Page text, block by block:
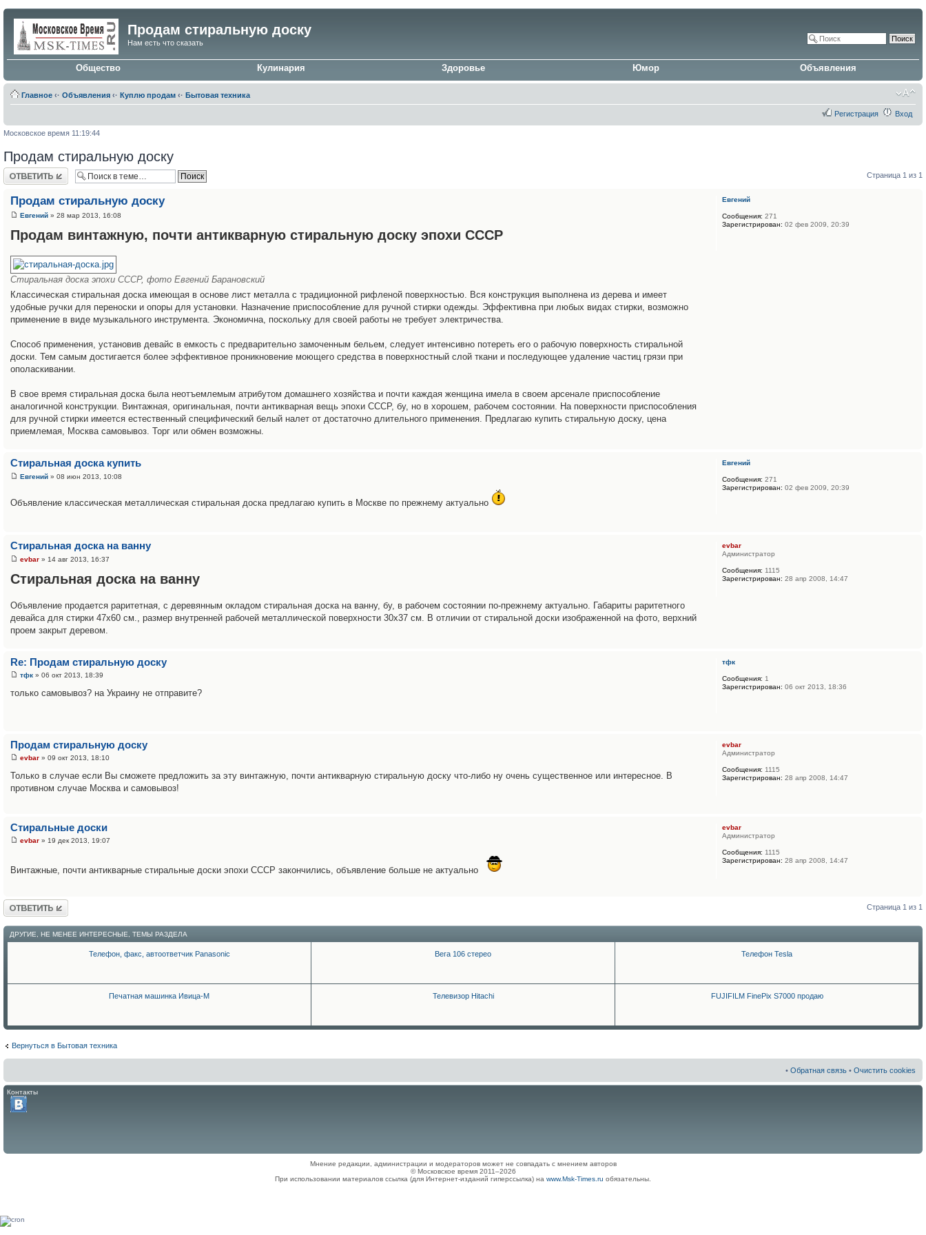
Продам стиральную доску
Нам есть что сказать
Общество Кулинария Здоровье Юмор Объявления
Главное ‹· Объявления ‹· Куплю продам ‹· Бытовая техника
Регистрация Вход
Московское время 11:19:44
Продам стиральную доску
Ответить Страница 1 из 1
Продам стиральную доску
Евгений » 28 мар 2013, 16:08
Продам винтажную, почти антикварную стиральную доску эпохи СССР
Cтиральная доска эпохи СССР, фото Евгений Барановский
Классическая стиральная доска имеющая в основе лист металла с традиционной рифленой поверхностью. Вся конструкция выполнена из дерева и имеет
удобные ручки для переноски и опоры для установки. Назначение приспособление для ручной стирки одежды. Эффективна при любых видах стирки, возможно
применение в виде музыкального инструмента. Экономична, поскольку для своей работы не требует электричества.
Способ применения, установив девайс в емкость с предварительно замоченным бельем, следует интенсивно потереть его о рабочую поверхность стиральной
доски. Тем самым достигается более эффективное проникновение моющего средства в поверхностный слой ткани и последующее удаление частиц грязи при
ополаскивании.
В свое время стиральная доска была неотъемлемым атрибутом домашнего хозяйства и почти каждая женщина имела в своем арсенале приспособление
аналогичной конструкции. Винтажная, оригинальная, почти антикварная вещь эпохи СССР, бу, но в хорошем, рабочем состоянии. На поверхности приспособления
для ручной стирки имеется естественный специфический белый налет от достаточно длительного применения. Предлагаю купить стиральную доску, цена
приемлемая, Москва самовывоз. Торг или обмен возможны.
Евгений
Сообщения: 271
Зарегистрирован: 02 фев 2009, 20:39
Cтиральная доска купить
Евгений » 08 июн 2013, 10:08
Объявление классическая металлическая стиральная доска предлагаю купить в Москве по прежнему актуально
Евгений
Сообщения: 271
Зарегистрирован: 02 фев 2009, 20:39
Стиральная доска на ванну
evbar » 14 авг 2013, 16:37
Стиральная доска на ванну
Объявление продается раритетная, с деревянным окладом стиральная доска на ванну, бу, в рабочем состоянии по-прежнему актуально. Габариты раритетного
девайса для стирки 47х60 см., размер внутренней рабочей металлической поверхности 30х37 см. В отличии от стиральной доски изображенной на фото, верхний
проем закрыт деревом.
evbar
Администратор
Сообщения: 1115
Зарегистрирован: 28 апр 2008, 14:47
Re: Продам стиральную доску
тфк » 06 окт 2013, 18:39
только самовывоз? на Украину не отправите?
тфк
Сообщения: 1
Зарегистрирован: 06 окт 2013, 18:36
Продам стиральную доску
evbar » 09 окт 2013, 18:10
Только в случае если Вы сможете предложить за эту винтажную, почти антикварную стиральную доску что-либо ну очень существенное или интересное. В
противном случае Москва и самовывоз!
evbar
Администратор
Сообщения: 1115
Зарегистрирован: 28 апр 2008, 14:47
Стиральные доски
evbar » 19 дек 2013, 19:07
Винтажные, почти антикварные стиральные доски эпохи СССР закончились, объявление больше не актуально
evbar
Администратор
Сообщения: 1115
Зарегистрирован: 28 апр 2008, 14:47
Ответить Страница 1 из 1
ДРУГИЕ, НЕ МЕНЕЕ ИНТЕРЕСНЫЕ, ТЕМЫ РАЗДЕЛА
Телефон, факс, автоответчик Panasonic Вега 106 стерео Телефон Tesla
Печатная машинка Ивица-М Телевизор Hitachi FUJIFILM FinePix S7000 продаю
Вернуться в Бытовая техника
• Обратная связь • Очистить cookies
Контакты
Мнение редакции, администрации и модераторов может не совпадать с мнением авторов
© Московское время 2011–2026
При использовании материалов ссылка (для Интернет-изданий гиперссылка) на www.Msk-Times.ru обязательны.